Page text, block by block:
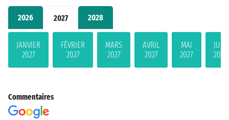
2026 2027 2028
JANVIER
2027
FÉVRIER
2027
MARS
2027
AVRIL
2027
MAI
2027
JUIN
2027
Commentaires